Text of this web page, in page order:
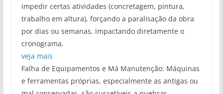
impedir certas atividades (concretagem, pintura,
trabalho em altura), forçando a paralisação da obra
por dias ou semanas, impactando diretamente o
cronograma.
veja mais
Falha de Equipamentos e Má Manutenção: Máquinas
e ferramentas próprias, especialmente as antigas ou